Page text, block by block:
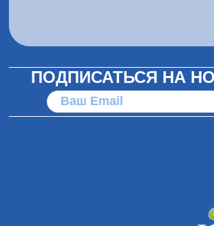
ПОДПИСАТЬСЯ НА